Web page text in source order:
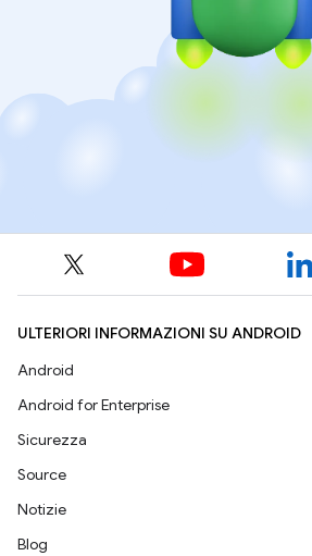
ULTERIORI INFORMAZIONI SU ANDROID
Android
Android for Enterprise
Sicurezza
Source
Notizie
Blog